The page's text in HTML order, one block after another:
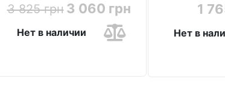
3 825 грн 3 060 грн
Нет в наличии
1
Нет в